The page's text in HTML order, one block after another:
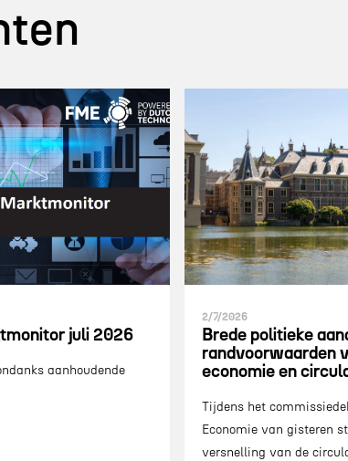
juli 2026
aanhoudende
2/7/2026
Brede politieke
randvoorwaarden
economie en
Tijdens het
Economie van gisteren
versnelling van de